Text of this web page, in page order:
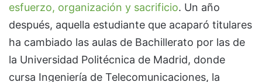
esfuerzo, organización y sacrificio. Un año
después, aquella estudiante que acaparó titulares
ha cambiado las aulas de Bachillerato por las de
la Universidad Politécnica de Madrid, donde
cursa Ingeniería de Telecomunicaciones, la